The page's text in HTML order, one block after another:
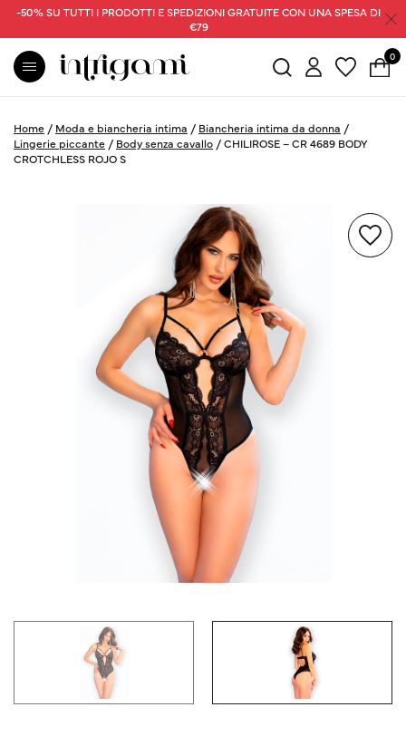
-50% SU TUTTI I PRODOTTI E SPEDIZIONI GRATUITE CON UNA SPESA DI
€79
0
Home / Moda e biancheria intima / Biancheria intima da donna /
Lingerie piccante / Body senza cavallo /CHILIROSE – CR 4689 BODY
CROTCHLESS ROJO S